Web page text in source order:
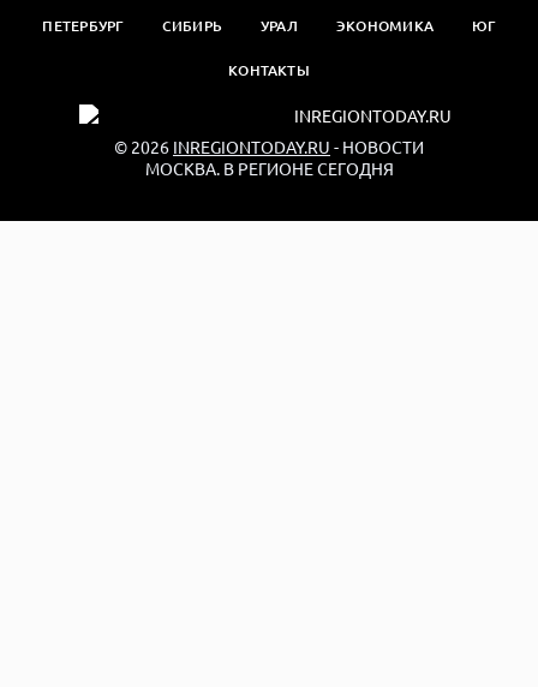
ПЕТЕРБУРГ СИБИРЬ УРАЛ ЭКОНОМИКА ЮГ
КОНТАКТЫ
© 2026 INREGIONTODAY.RU - НОВОСТИ
МОСКВА. В РЕГИОНЕ СЕГОДНЯ